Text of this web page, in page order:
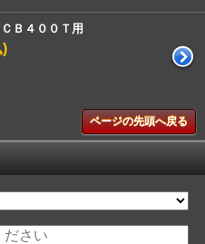
Ｂ４００Ｔ用
)
ページの先頭へ戻る